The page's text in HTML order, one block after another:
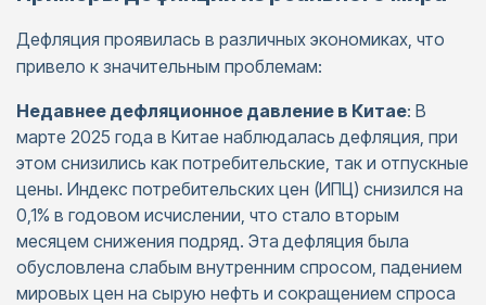
Дефляция проявилась в различных экономиках, что
привело к значительным проблемам:
Недавнее дефляционное давление в Китае: В
марте 2025 года в Китае наблюдалась дефляция, при
этом снизились как потребительские, так и отпускные
цены. Индекс потребительских цен (ИПЦ) снизился на
0,1% в годовом исчислении, что стало вторым
месяцем снижения подряд. Эта дефляция была
обусловлена ​​слабым внутренним спросом, падением
мировых цен на сырую нефть и сокращением спроса